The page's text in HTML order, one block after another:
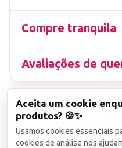
Compre tranquila
Avaliações de
▤ CNPJ13.851.519/
de imagens ou
viola a Lei de
Aceita um cookie
produtos? 🍪✨
Usamos cookies essenciais
cookies de análise nos